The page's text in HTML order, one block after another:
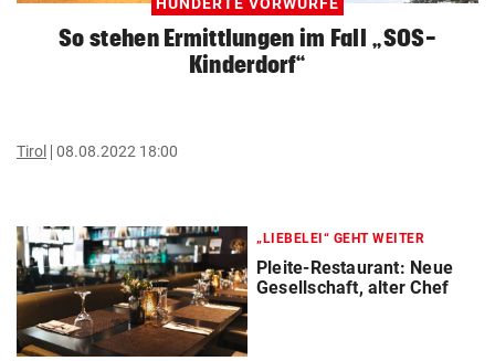
HUNDERTE VORWÜRFE
So stehen Ermittlungen im Fall „SOS-
Kinderdorf“
Tirol 08.08.2022 18:00
„LIEBELEI“ GEHT WEITER
Pleite-Restaurant: Neue
Gesellschaft, alter Chef